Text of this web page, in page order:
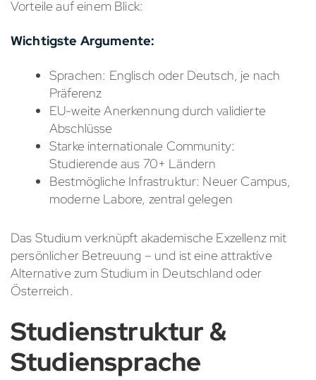
Vorteile auf einem Blick:
Wichtigste Argumente:
Sprachen: Englisch oder Deutsch, je nach
Präferenz
EU-weite Anerkennung durch validierte
Abschlüsse
Starke internationale Community:
Studierende aus 70+ Ländern
Bestmögliche Infrastruktur: Neuer Campus,
moderne Labore, zentral gelegen
Das Studium verknüpft akademische Exzellenz mit
persönlicher Betreuung – und ist eine attraktive
Alternative zum Studium in Deutschland oder
Österreich.
Studienstruktur &
Studiensprache